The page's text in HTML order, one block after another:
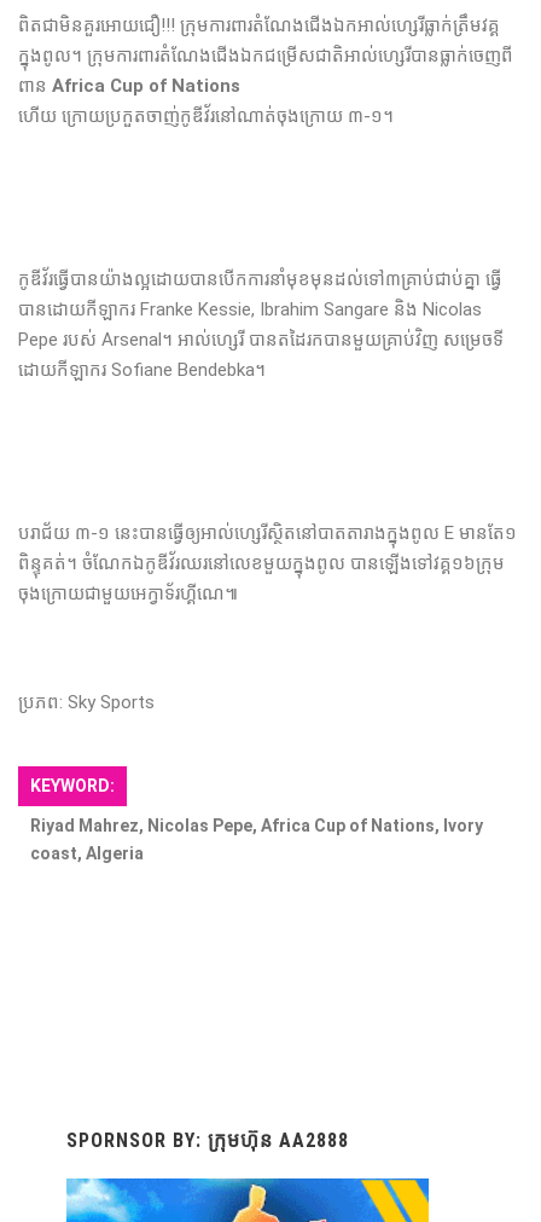
ពិតជាមិនគួរអោយជឿ!!! ក្រុម​ការពារ​តំណែង​ជើង​ឯក​​អាល់ហ្សេរី​ធ្លាក់​ត្រឹម​វគ្គ​
ក្នុង​ពូល​។​ ក្រុម​ការពារ​តំណែង​ជើង​ឯក​ជម្រើសជាតិ​អាល់ហ្សេរី​បាន​ធ្លាក់​ចេញ​ពី​
ពាន Africa Cup of Nations
ហើយ​ ក្រោយ​ប្រកួត​ចាញ់​​កូឌីវ័រ​​នៅ​ណាត់​​ចុងក្រោយ ៣-១។
កូឌីវ័រធ្វើ​បានយ៉ាងល្អដោយបាន​បើក​ការ​នាំ​មុខ​មុន​ដល់​ទៅ​៣​គ្រាប់​ជាប់​គ្នា ធ្វើ​
បាន​ដោយ​កីឡាករ Franke Kessie, Ibrahim Sangare និង Nicolas
Pepe របស់ Arsenal។ អាល់ហ្សេរី​ បាន​ត​ដៃ​រក​បាន​មួយ​គ្រាប់​វិញ សម្រេច​ទី​
ដោយ​កីឡាករ Sofiane Bendebka។
បរាជ័យ​ ៣-១ នេះ​បាន​ធ្វើ​ឲ្យ​អាល់ហ្សេរី​ស្ថិត​នៅ​បាត​តារាង​ក្នុង​ពូល E មាន​តែ​១​
ពិន្ទុ​គត់។ ចំណែក​​ឯ​កូឌីវ័រ​ឈរ​នៅ​លេខ​មួយ​ក្នុង​ពូល បាន​ឡើង​ទៅ​វគ្គ​១៦​ក្រុម​
ចុងក្រោយ​ជាមួយ​អេក្វាទ័រហ្គីណេ៕ ​​
ប្រភព: Sky Sports
KEYWORD:
Riyad Mahrez, Nicolas Pepe, Africa Cup of Nations, Ivory
coast, Algeria
SPORNSOR BY: ក្រុមហ៊ុន AA2888